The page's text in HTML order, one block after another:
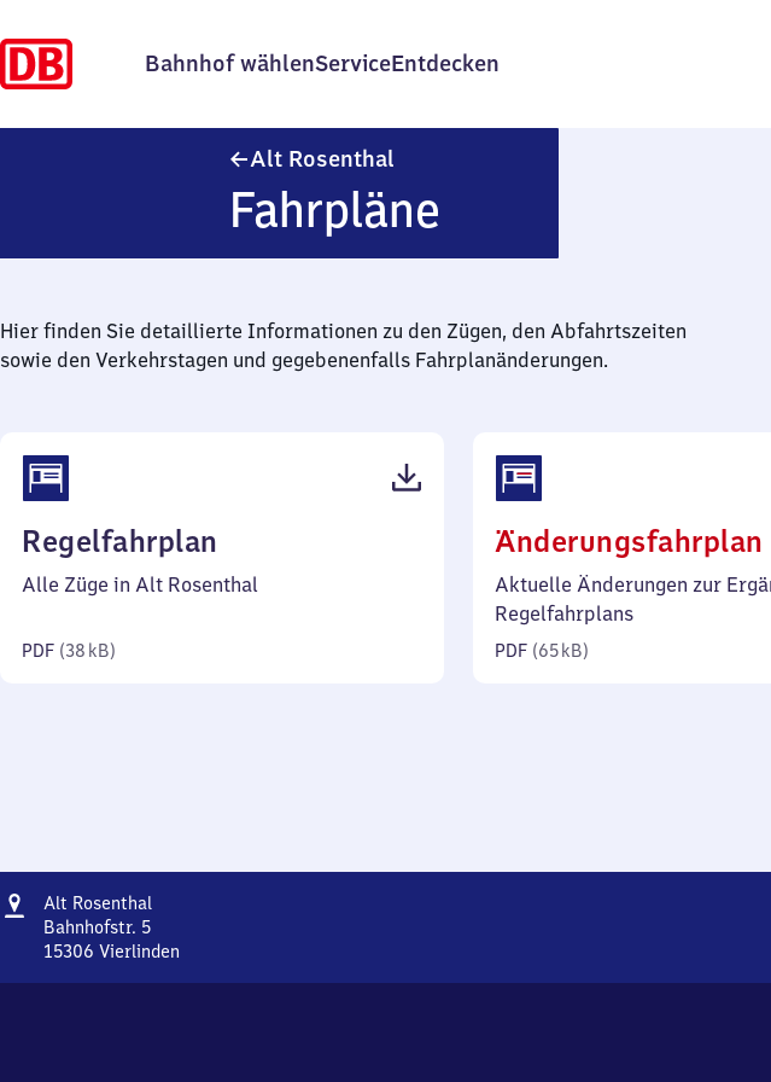
Bahnhof wählenServiceEntdecken
Alt Rosenthal
Fahrpläne
Hier finden Sie detaillierte Informationen zu den Zügen, den Abfahrtszeiten
sowie den Verkehrstagen und gegebenenfalls Fahrplanänderungen.
Regelfahrplan
38
Alle Züge in Alt Rosenthal
PDF (38 kB)
Änderungsfahrplan
Aktuelle Änderungen zur
Regelfahrplans
PDF (65 kB)
Adresse
Alt Rosenthal
Bahnhofstr. 5
15306 Vierlinden